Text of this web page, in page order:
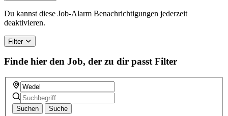
Du kannst diese Job-Alarm Benachrichtigungen jederzeit
deaktivieren.
Filter
Finde hier den Job, der zu dir passt Filter
Suchen Suche